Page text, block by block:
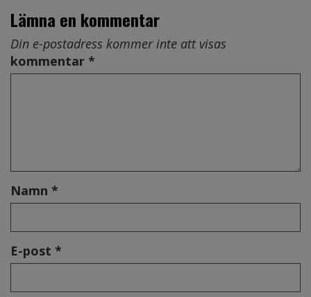
Lämna en kommentar
Din e-postadress kommer inte att visas
kommentar *
Namn *
E-post *